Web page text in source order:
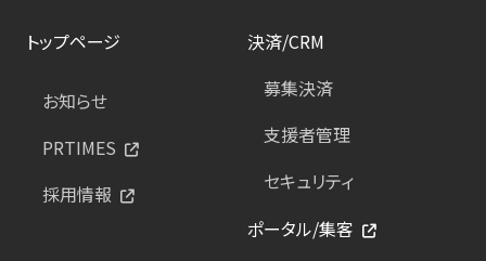
トップページ
お知らせ
PRTIMES
採用情報
決済/CRM
募集決済
支援者管理
セキュリティ
ポータル/集客